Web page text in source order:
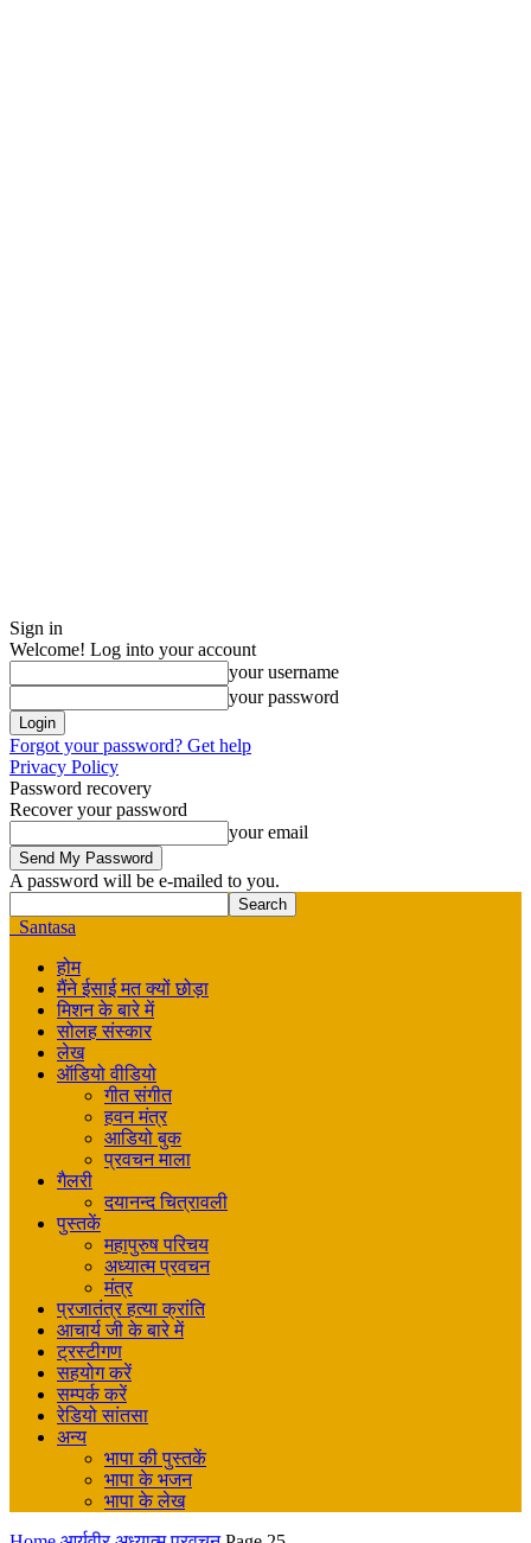
Sign in
Welcome! Log into your account
your username
your password
Forgot your password? Get help
Privacy Policy
Password recovery
Recover your password
your email
A password will be e-mailed to you.
Santasa
होम
मैंने ईसाई मत क्यों छोड़ा
मिशन के बारे में
सोलह संस्कार
लेख
ऑडियो वीडियो
गीत संगीत
हवन मंत्र
आडियो बुक
प्रवचन माला
गैलरी
दयानन्द चित्रावली
पुस्तकें
महापुरुष परिचय
अध्यात्म प्रवचन
मंत्र
प्रजातंत्र हत्या क्रांति
आचार्य जी के बारे में
ट्रस्टीगण
सहयोग करें
सम्पर्क करें
रेडियो सांतसा
अन्य
भापा की पुस्तकें
भापा के भजन
भापा के लेख